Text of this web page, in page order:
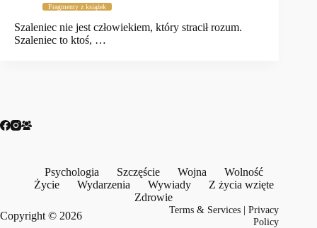
Fragmenty z książek
Szaleniec nie jest człowiekiem, który stracił rozum.
Szaleniec to ktoś, …
Psychologia Szczęście Wojna
Wolność
Życie
Wydarzenia Wywiady
Z życia wzięte
Zdrowie
Copyright © 2026
Terms & Services |Privacy
Policy